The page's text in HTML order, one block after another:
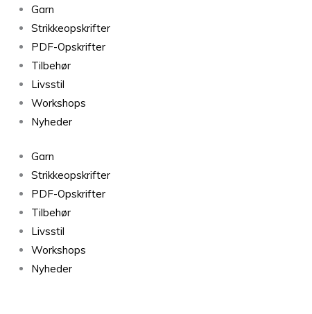
Garn
Strikkeopskrifter
PDF-Opskrifter
Tilbehør
Livsstil
Workshops
Nyheder
Garn
Strikkeopskrifter
PDF-Opskrifter
Tilbehør
Livsstil
Workshops
Nyheder